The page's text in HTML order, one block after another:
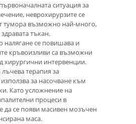
ситуация за
неврохирурзите се
тумора възможно най-много,
тъкан.
налягане се повишава и
кръвоизливи са възможни
хирургични интервенции.
терапия за
за насочване към
Като усложнение на
процеси в
да се появи масивен мозъчен
маса.